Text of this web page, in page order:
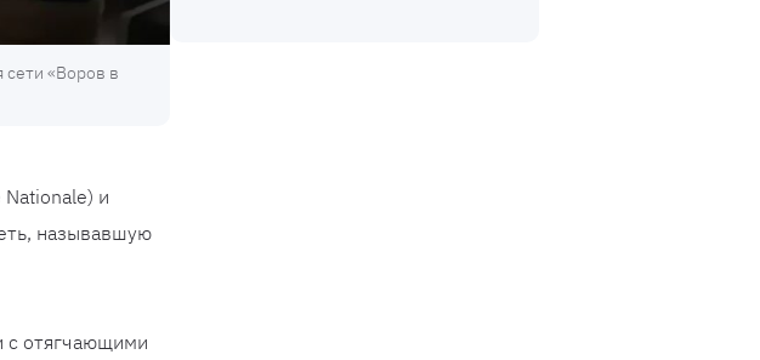
сети «Воров в
и
называвшую
с отягчающими